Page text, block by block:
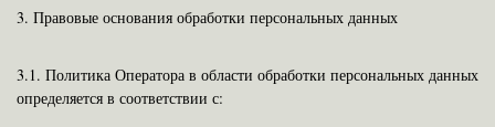
3. Правовые основания обработки персональных данных
3.1. Политика Оператора в области обработки персональных данных
определяется в соответствии с: